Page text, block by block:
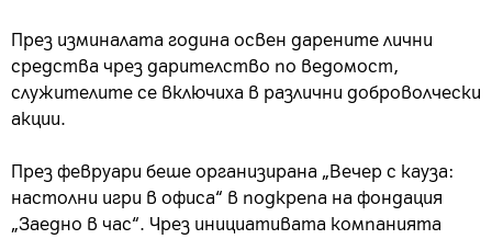
През изминалата година освен дарените лични
средства чрез дарителство по ведомост,
служителите се включиха в различни доброволчески
акции.
През февруари беше организирана „Вечер с кауза:
настолни игри в офиса“ в подкрепа на фондация
„Заедно в час“. Чрез инициативата компанията